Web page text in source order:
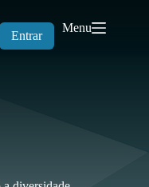
Entrar
Menu